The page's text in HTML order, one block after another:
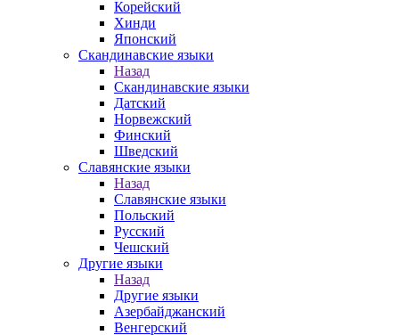
Корейский
Хинди
Японский
Скандинавские языки
Назад
Скандинавские языки
Датский
Норвежский
Финский
Шведский
Славянские языки
Назад
Славянские языки
Польский
Русский
Чешский
Другие языки
Назад
Другие языки
Азербайджанский
Венгерский